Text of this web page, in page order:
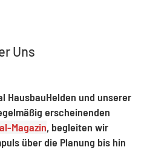
Uns
HausbauHelden und unserer
erscheinenden
Magazin, begleiten wir
über die Planung bis hin